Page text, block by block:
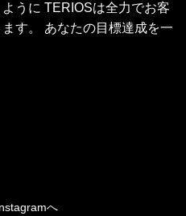
うに TERIOSは全力でお客
す。 あなたの目標達成を一
へ